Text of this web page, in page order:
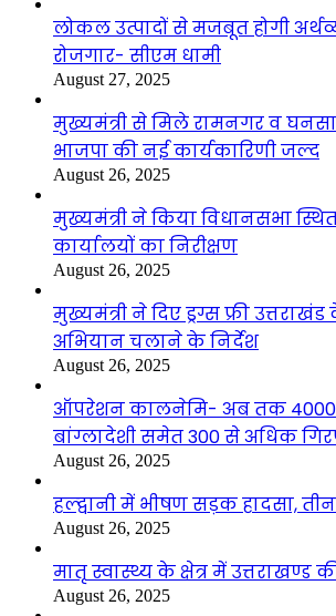
लोकल उत्पादों से मजबूत होगी
रोजगार- सीएम धामी
August 27, 2025
मुख्यमंत्री से मिले रामनगर व
भाजपा की नई कार्यकारिणी जल्द
August 26, 2025
मुख्यमंत्री ने किया विधानसभा
कार्यालयों का निरीक्षण
August 26, 2025
मुख्यमंत्री ने दिए ड्रग्स फ्री
अभियान चलाने के निर्देश
August 26, 2025
ऑपरेशन कालनेमि- अब तक 4000
बांग्लादेशी समेत 300 से अधिक
August 26, 2025
हल्द्वानी में भीषण सड़क हादसा,
August 26, 2025
मातृ स्वास्थ्य के क्षेत्र में उत्तराखण्ड
August 26, 2025